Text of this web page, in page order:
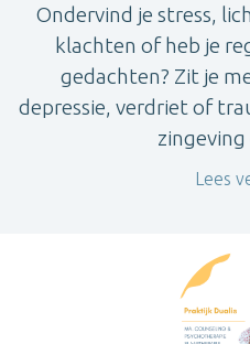
Ondervind je stress,
klachten of heb je
gedachten? Zit je
depressie, verdriet of
zingeving
Lees